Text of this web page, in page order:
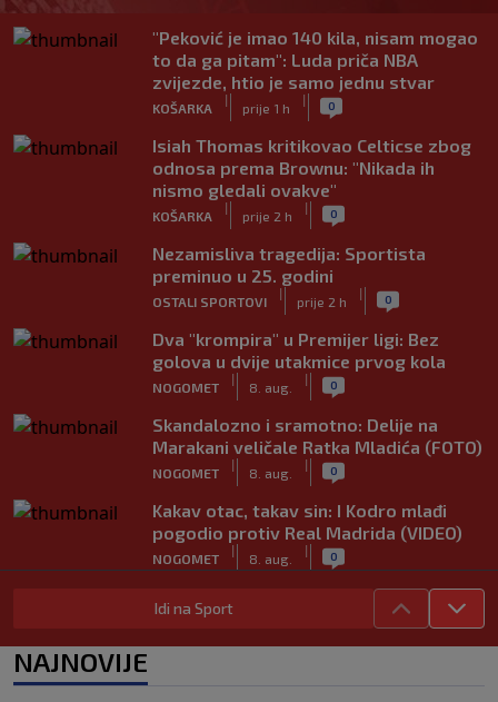
"Peković je imao 140 kila, nisam mogao
to da ga pitam": Luda priča NBA
zvijezde, htio je samo jednu stvar
KOŠARKA
|
prije 1 h
| 0
Isiah Thomas kritikovao Celticse zbog
odnosa prema Brownu: "Nikada ih
nismo gledali ovakve"
KOŠARKA
|
prije 2 h
| 0
Nezamisliva tragedija: Sportista
preminuo u 25. godini
OSTALI SPORTOVI
|
prije 2 h
| 0
Dva "krompira" u Premijer ligi: Bez
golova u dvije utakmice prvog kola
NOGOMET
|
8. aug.
| 0
Skandalozno i sramotno: Delije na
Marakani veličale Ratka Mladića (FOTO)
NOGOMET
|
8. aug.
| 0
Kakav otac, takav sin: I Kodro mlađi
pogodio protiv Real Madrida (VIDEO)
NOGOMET
|
8. aug.
| 0
Sudija dosjetljivim komentarom
nasmijao publiku nakon žalbe tenisera
Idi na Sport
NAJNOVIJE